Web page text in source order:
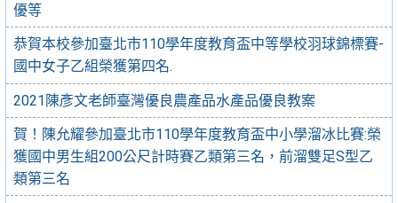
優等
恭賀本校參加臺北市110學年度教育盃中等學校羽球錦標賽-
國中女子乙組榮獲第四名.
2021陳彥文老師臺灣優良農產品水產品優良教案
賀！陳允耀參加臺北市110學年度教育盃中小學溜冰比賽:榮
獲國中男生組200公尺計時賽乙類第三名，前溜雙足S型乙
類第三名